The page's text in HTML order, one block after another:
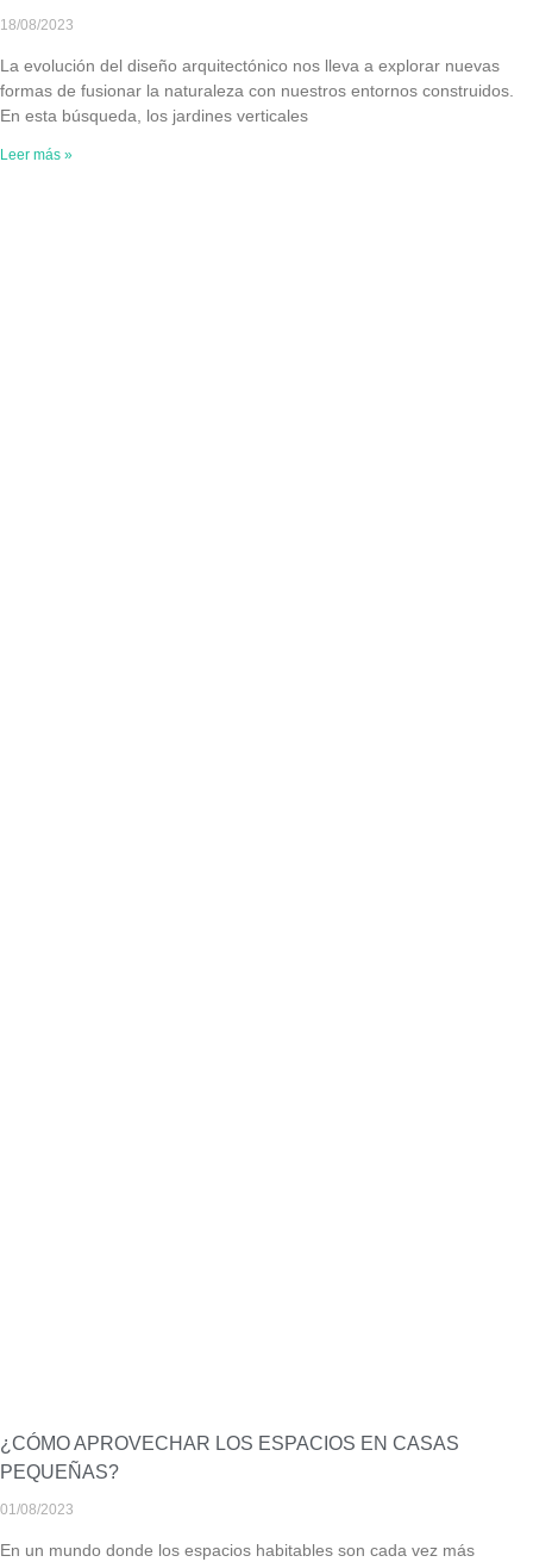
18/08/2023
La evolución del diseño arquitectónico nos lleva a explorar nuevas
formas de fusionar la naturaleza con nuestros entornos construidos.
En esta búsqueda, los jardines verticales
Leer más »
¿CÓMO APROVECHAR LOS ESPACIOS EN CASAS
PEQUEÑAS?
01/08/2023
En un mundo donde los espacios habitables son cada vez más